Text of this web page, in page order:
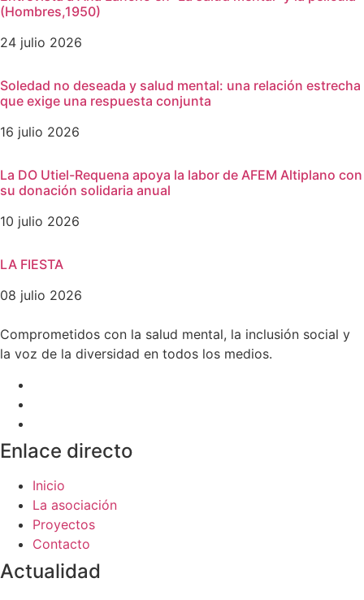
(Hombres,1950)
24 julio 2026
Soledad no deseada y salud mental: una relación estrecha
que exige una respuesta conjunta
16 julio 2026
La DO Utiel-Requena apoya la labor de AFEM Altiplano con
su donación solidaria anual
10 julio 2026
LA FIESTA
08 julio 2026
Comprometidos con la salud mental, la inclusión social y
la voz de la diversidad en todos los medios.
Enlace directo
Inicio
La asociación
Proyectos
Contacto
Actualidad